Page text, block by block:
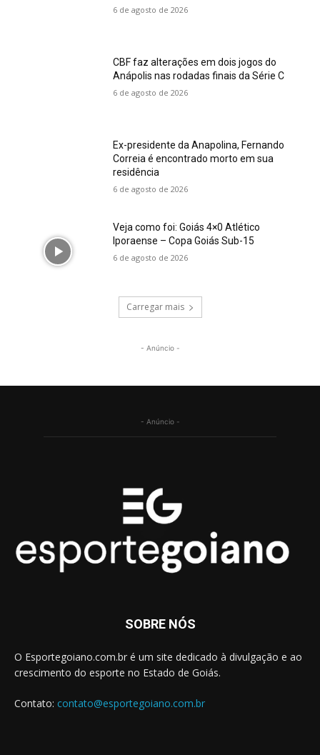
6 de agosto de 2026
CBF faz alterações em dois jogos do
Anápolis nas rodadas finais da Série C
6 de agosto de 2026
Ex-presidente da Anapolina, Fernando
Correia é encontrado morto em sua
residência
6 de agosto de 2026
Veja como foi: Goiás 4×0 Atlético
Iporaense – Copa Goiás Sub-15
6 de agosto de 2026
Carregar mais
- Anúncio -
- Anúncio -
SOBRE NÓS
O Esportegoiano.com.br é um site dedicado à divulgação e ao
crescimento do esporte no Estado de Goiás.
Contato: contato@esportegoiano.com.br